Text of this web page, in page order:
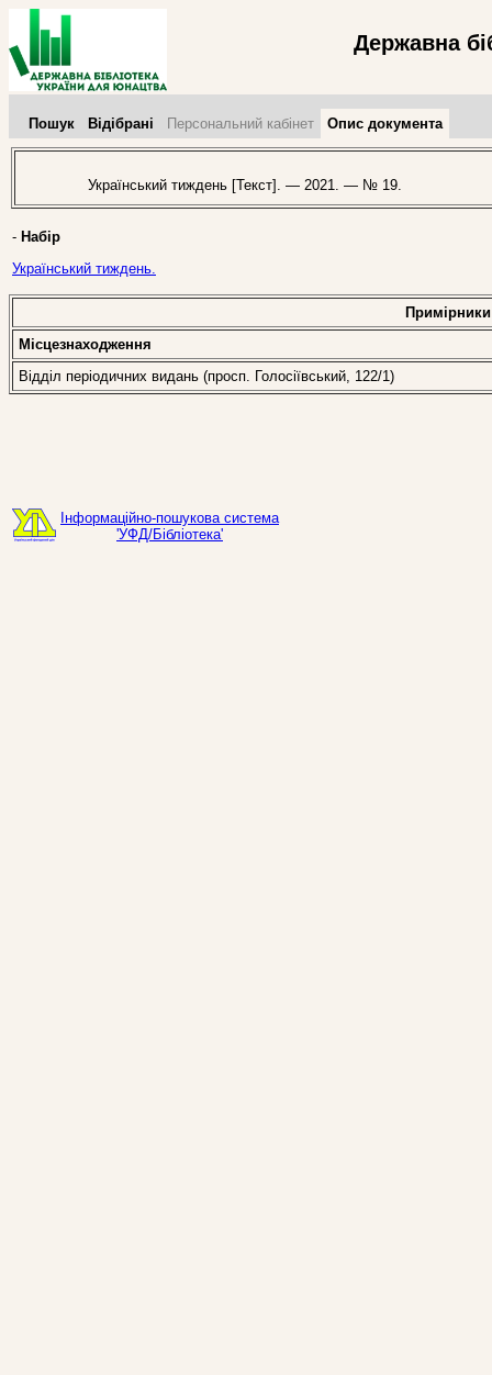
Державна
Пошук Відібрані Персональний кабінет Опис документа
Український тиждень [Текст]. — 2021. — № 19.
- Набір
Український тиждень.
Примірники
Місцезнаходження
Відділ періодичних видань (просп. Голосіївський, 122/1)
Інформаційно-пошукова система
'УФД/Бібліотека'